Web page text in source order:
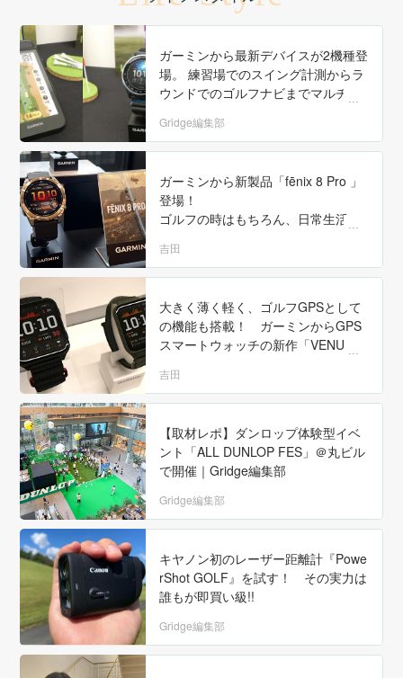
ガーミンから最新デバイスが2機種登
場。 練習場でのスイング計測からラ
ウンドでのゴルフナビまでマルチに
oach G82』と、ジュニアゴルファー
のためのゴルフGPSウォッチ『Appr
Gridge編集部
ガーミンから新製品「fēnix 8 Pro 」
登場！
ゴルフの時はもちろん、日常生活で
24時間、身体の一部にしたいマルチ
スポーツGPSスマートウォッチ
吉田
大きく薄く軽く、ゴルフGPSとして
の機能も搭載！ ガーミンからGPS
スマートウォッチの新作「VENU X
吉田
【取材レポ】ダンロップ体験型イベ
ント「ALL DUNLOP FES」＠丸ビル
で開催｜Gridge編集部
Gridge編集部
キヤノン初のレーザー距離計『Powe
rShot GOLF』を試す！ その実力は
誰もが即買い級!!
Gridge編集部